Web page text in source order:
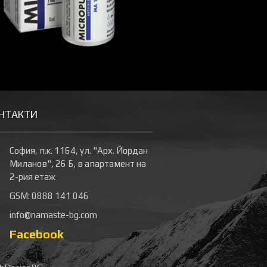
София, п.к. 1164, ул. "Арх. Йордан
Миланов", 26 Б, в апартамент на
2-рия етаж
GSM: 0888 141 046
info@namaste-bg.com
Facebook